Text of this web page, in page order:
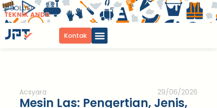
Kontak
Acsyara 29/06/2026
Mesin Las: Pengertian, Jenis,